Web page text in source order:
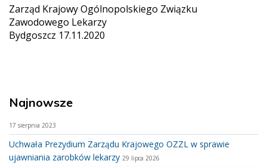
Zarząd Krajowy Ogólnopolskiego Związku
Zawodowego Lekarzy
Bydgoszcz 17.11.2020
Najnowsze
17 sierpnia 2023
Uchwała Prezydium Zarządu Krajowego OZZL w sprawie
ujawniania zarobków lekarzy 29 lipca 2026